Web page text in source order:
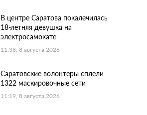
В центре Саратова покалечилась
18-летняя девушка на
электросамокате
11:38, 8 августа 2026
Саратовские волонтеры сплели
1322 маскировочные сети
11:19, 8 августа 2026